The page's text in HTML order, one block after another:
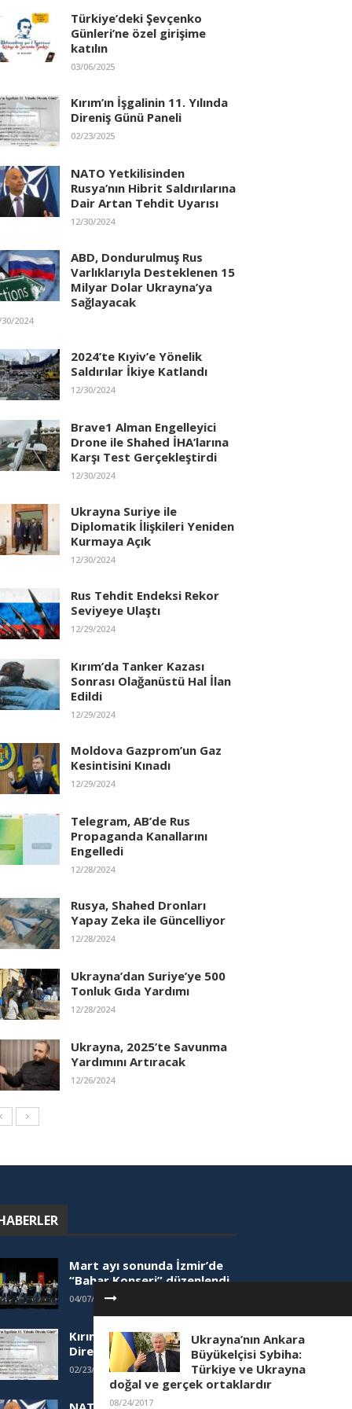
Ukrayna’nın Ankara
Büyükelçisi Sybiha:
Türkiye ve Ukrayna
doğal ve gerçek ortaklardır
08/24/2017
Türkiye’deki Şevçenko
Günleri’ne özel girişime
katılın
03/06/2025
Kırım’ın İşgalinin 11. Yılında
Direniş Günü Paneli
02/23/2025
NATO Yetkilisinden
Rusya’nın Hibrit Saldırılarına
Dair Artan Tehdit Uyarısı
12/30/2024
ABD, Dondurulmuş Rus
Varlıklarıyla Desteklenen 15
Milyar Dolar Ukrayna’ya
Sağlayacak
2024
2024’te Kıyiv’e Yönelik
Saldırılar İkiye Katlandı
12/30/2024
Brave1 Alman Engelleyici
Drone ile Shahed İHA’larına
Karşı Test Gerçekleştirdi
12/30/2024
Ukrayna Suriye ile
Diplomatik İlişkileri Yeniden
Kurmaya Açık
12/30/2024
Rus Tehdit Endeksi Rekor
Seviyeye Ulaştı
12/29/2024
Kırım’da Tanker Kazası
Sonrası Olağanüstü Hal İlan
Edildi
12/29/2024
Moldova Gazprom’un Gaz
Kesintisini Kınadı
12/29/2024
Telegram, AB’de Rus
Propaganda Kanallarını
Engelledi
12/28/2024
Rusya, Shahed Dronları
Yapay Zeka ile Güncelliyor
12/28/2024
Ukrayna’dan Suriye’ye 500
Tonluk Gıda Yardımı
12/28/2024
Ukrayna, 2025’te Savunma
Yardımını Artıracak
12/26/2024
Mart ayı sonunda İzmir’de
“Bahar Konseri” düzenlendi
04/07/2025
Kırım’ın İşgalinin 11. Yılında
Direniş Günü Paneli
02/23/2025